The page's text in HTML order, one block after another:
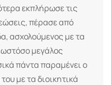
εκπλήρωσε τις
πέρασε από
ασχολούμενος με τα
ωστόσο μεγάλος
πάντα παραμένει ο
με τα διοικητικά